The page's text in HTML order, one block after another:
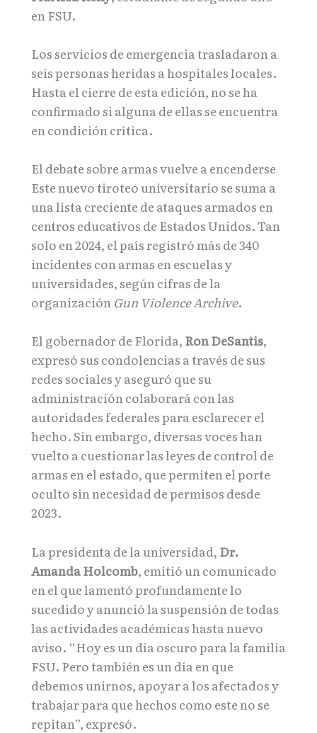
en FSU.
Los servicios de emergencia trasladaron a
seis personas heridas a hospitales locales.
Hasta el cierre de esta edición, no se ha
confirmado si alguna de ellas se encuentra
en condición crítica.
El debate sobre armas vuelve a encenderse
Este nuevo tiroteo universitario se suma a
una lista creciente de ataques armados en
centros educativos de Estados Unidos. Tan
solo en 2024, el país registró más de 340
incidentes con armas en escuelas y
universidades, según cifras de la
organización Gun Violence Archive.
El gobernador de Florida, Ron DeSantis,
expresó sus condolencias a través de sus
redes sociales y aseguró que su
administración colaborará con las
autoridades federales para esclarecer el
hecho. Sin embargo, diversas voces han
vuelto a cuestionar las leyes de control de
armas en el estado, que permiten el porte
oculto sin necesidad de permisos desde
2023.
La presidenta de la universidad, Dr.
Amanda Holcomb, emitió un comunicado
en el que lamentó profundamente lo
sucedido y anunció la suspensión de todas
las actividades académicas hasta nuevo
aviso. “Hoy es un día oscuro para la familia
FSU. Pero también es un día en que
debemos unirnos, apoyar a los afectados y
trabajar para que hechos como este no se
repitan”, expresó.